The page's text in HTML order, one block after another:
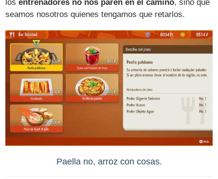
losentrenadores no nos paren en el camino, sino que
seamos nosotros quienes tengamos que retarlos.
Paella no, arroz con cosas.